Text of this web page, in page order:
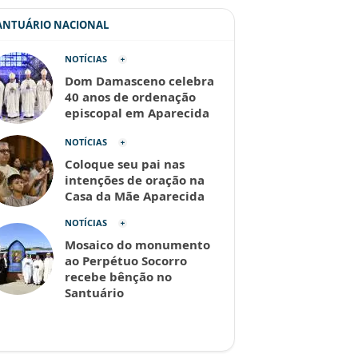
NACIONAL
NOTÍCIAS
Dom Damasceno celebra
40 anos de ordenação
episcopal em Aparecida
NOTÍCIAS
Coloque seu pai nas
intenções de oração na
Casa da Mãe Aparecida
NOTÍCIAS
Mosaico do monumento
ao Perpétuo Socorro
recebe bênção no
Santuário